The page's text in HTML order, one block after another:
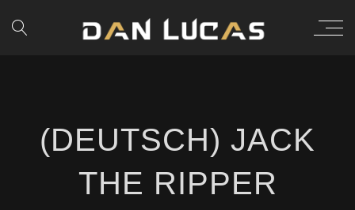
(DEUTSCH) JACK
THE RIPPER